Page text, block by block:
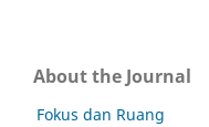
About the Journal
Fokus dan Ruang